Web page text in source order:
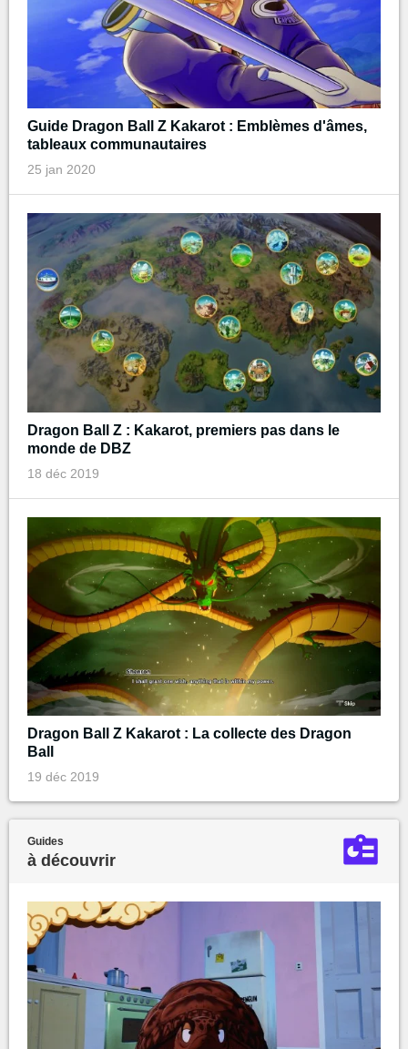
Guide Dragon Ball Z Kakarot : Emblèmes d'âmes,
tableaux communautaires
25 jan 2020
Dragon Ball Z : Kakarot, premiers pas dans le
monde de DBZ
18 déc 2019
Dragon Ball Z Kakarot : La collecte des Dragon
Ball
19 déc 2019
Guides
à découvrir